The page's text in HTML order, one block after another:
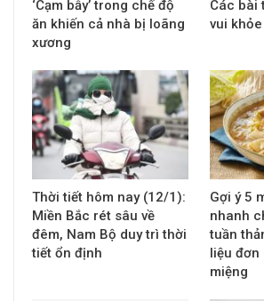
‘Cạm bẫy’ trong chế độ
ăn khiến cả nhà bị loãng
xương
Các bài
vui khỏe
Thời tiết hôm nay (12/1):
Miền Bắc rét sâu về
đêm, Nam Bộ duy trì thời
tiết ổn định
Gợi ý 5
nhanh
tuần
liệu đơn
miệng